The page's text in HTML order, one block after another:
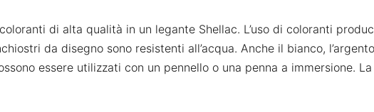
di alta qualità in un legante Shellac. L’uso di coloranti
da disegno sono resistenti all’acqua. Anche il bianco,
essere utilizzati con un pennello o una penna a immersione.